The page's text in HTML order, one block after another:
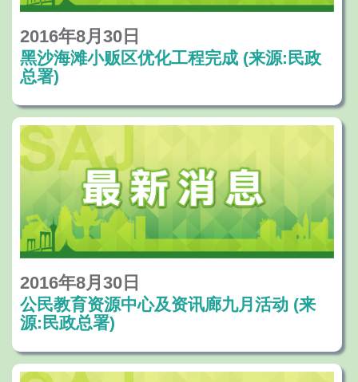
2016年8月30日
黑沙海滩小贩区优化工程完成 (来源:民政
总署)
2016年8月30日
公民教育资源中心及资讯廊九月活动 (来
源:民政总署)